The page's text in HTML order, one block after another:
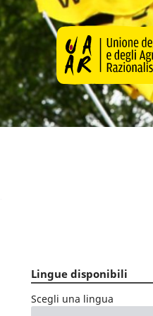
Lingue disponibili
Scegli una lingua